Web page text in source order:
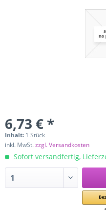
6,73 € *
Inhalt: 1 Stück
inkl. MwSt.zzgl. Versandkosten
Sofort versandfertig,